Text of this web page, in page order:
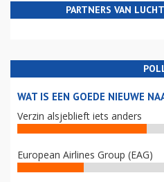
PARTNERS VAN
WAT IS EEN GOEDE NIEUWE
Verzin alsjeblieft iets anders
European Airlines Group (EAG)